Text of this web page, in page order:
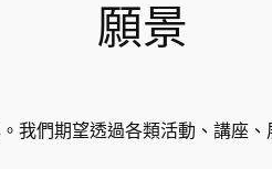
願景
我們期望透過各類活動、講座